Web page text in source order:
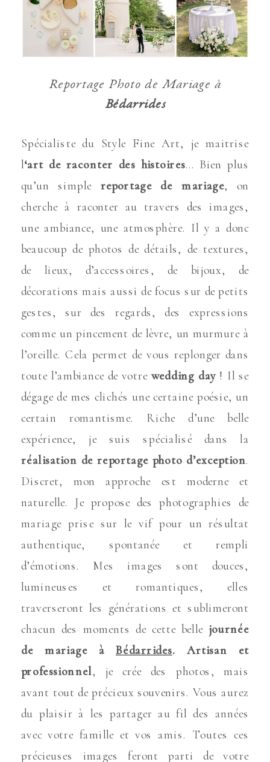
Reportage Photo de Mariage à
Bédarrides
Spécialiste du Style Fine Art, je maitrise
l‘art de raconter des histoires… Bien plus
qu’un simple reportage de mariage, on
cherche à raconter au travers des images,
une ambiance, une atmosphère. Il y a donc
beaucoup de photos de détails, de textures,
de lieux, d’accessoires, de bijoux, de
décorations mais aussi de focus sur de petits
gestes, sur des regards, des expressions
comme un pincement de lèvre, un murmure à
l’oreille. Cela permet de vous replonger dans
toute l’ambiance de votre wedding day ! Il se
dégage de mes clichés une certaine poésie, un
certain romantisme. Riche d’une belle
expérience, je suis spécialisé dans la
réalisation de reportage photo d’exception.
Discret, mon approche est moderne et
naturelle. Je propose des photographies de
mariage prise sur le vif pour un résultat
authentique, spontanée et rempli
d’émotions. Mes images sont douces,
lumineuses et romantiques, elles
traverseront les générations et sublimeront
chacun des moments de cette belle journée
de mariage àBédarrides.
Artisan et
professionnel, je crée des photos, mais
avant tout de précieux souvenirs. Vous aurez
du plaisir à les partager au fil des années
avec votre famille et vos amis. Toutes ces
précieuses images feront parti de votre